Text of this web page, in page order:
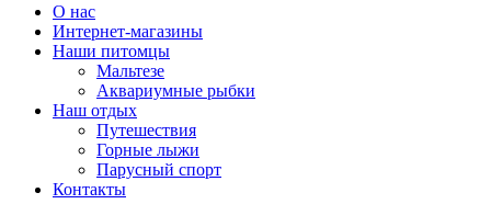
О нас
Интернет-магазины
Наши питомцы
Мальтезе
Аквариумные рыбки
Наш отдых
Путешествия
Горные лыжи
Парусный спорт
Контакты